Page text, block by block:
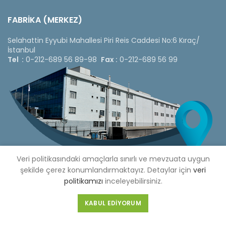
FABRİKA (MERKEZ)
Selahattin Eyyubi Mahallesi Piri Reis Caddesi No:6 Kıraç/
İstanbul
Tel : 0-212-689 56 89-98 Fax : 0-212-689 56 99
Copyright © 2020 Çetinkaya Pano |Çetinkaya Pano Fiyat
Veri politikasındaki amaçlarla sınırlı ve mevzuata uygun
şekilde çerez konumlandırmaktayız. Detaylar için veri
politikamızı inceleyebilirsiniz.
KABUL EDIYORUM